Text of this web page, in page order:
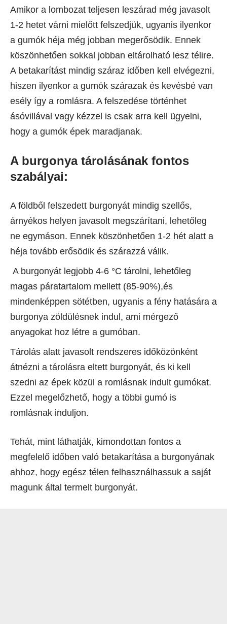
Amikor a lombozat teljesen leszárad még javasolt
1-2 hetet várni mielőtt felszedjük, ugyanis ilyenkor
a gumók héja még jobban megerősödik. Ennek
köszönhetően sokkal jobban eltárolható lesz télire.
A betakarítást mindig száraz időben kell elvégezni,
hiszen ilyenkor a gumók szárazak és kevésbé van
esély így a romlásra. A felszedése történhet
ásóvillával vagy kézzel is csak arra kell ügyelni,
hogy a gumók épek maradjanak.
A burgonya tárolásának fontos
szabályai:
A földből felszedett burgonyát mindig szellős,
árnyékos helyen javasolt megszárítani, lehetőleg
ne egymáson. Ennek köszönhetően 1-2 hét alatt a
héja tovább erősödik és szárazzá válik.
A burgonyát legjobb 4-6 °C tárolni, lehetőleg
magas páratartalom mellett (85-90%),és
mindenképpen sötétben, ugyanis a fény hatására a
burgonya zöldülésnek indul, ami mérgező
anyagokat hoz létre a gumóban.
Tárolás alatt javasolt rendszeres időközönként
átnézni a tárolásra eltett burgonyát, és ki kell
szedni az épek közül a romlásnak indult gumókat.
Ezzel megelőzhető, hogy a többi gumó is
romlásnak induljon.
Tehát, mint láthatják, kimondottan fontos a
megfelelő időben való betakarítása a burgonyának
ahhoz, hogy egész télen felhasználhassuk a saját
magunk által termelt burgonyát.